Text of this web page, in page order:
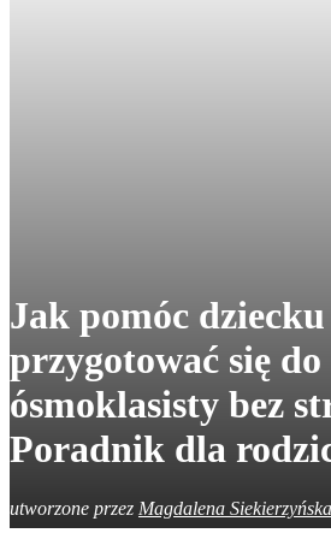
Jak pomóc dziecku
przygotować się
ósmoklasisty bez
Poradnik dla
utworzone przez Magdalena Siekierzyńska